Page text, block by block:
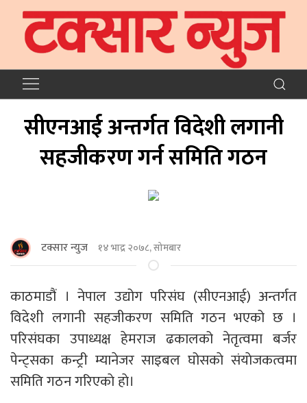
सीएनआई अन्तर्गत विदेशी लगानी
सहजीकरण गर्न समिति गठन
टक्सार न्युज १४ भाद्र २०७८, सोमबार
काठमाडौं । नेपाल उद्योग परिसंघ (सीएनआई) अन्तर्गत
विदेशी लगानी सहजीकरण समिति गठन भएको छ ।
परिसंघका उपाध्यक्ष हेमराज ढकालको नेतृत्वमा बर्जर
पेन्ट्सका कन्ट्री म्यानेजर साइबल घोसकाे संयाेजकत्वमा
समिति गठन गरिएकाे हाे।